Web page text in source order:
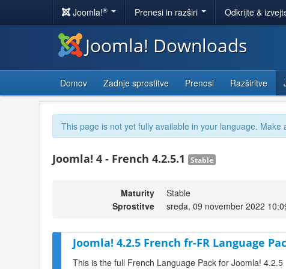
Joomla!® Prenesi in razširi Odkrijte &
Joomla! Downloads
Domov Zadnje sprostitve Prenosi Razširitve
This page is not yet fully available in your language.
Joomla! 4 - French 4.2.5.1 Stable
Maturity
Stable
Sprostitve
sreda, 09 november 2022
Joomla! 4.2.5 French fr-FR Language
This is the full French Language Pack for Joomla! 4.2.5